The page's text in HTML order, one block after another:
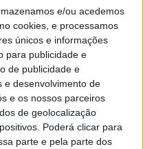
e/ou acedemos
cookies, e processamos
únicos e informações
para publicidade e
de publicidade e
e desenvolvimento de
e os nossos parceiros
de geolocalização
Poderá clicar para
parte e pela parte dos
mas Di
FP2 na liderança em